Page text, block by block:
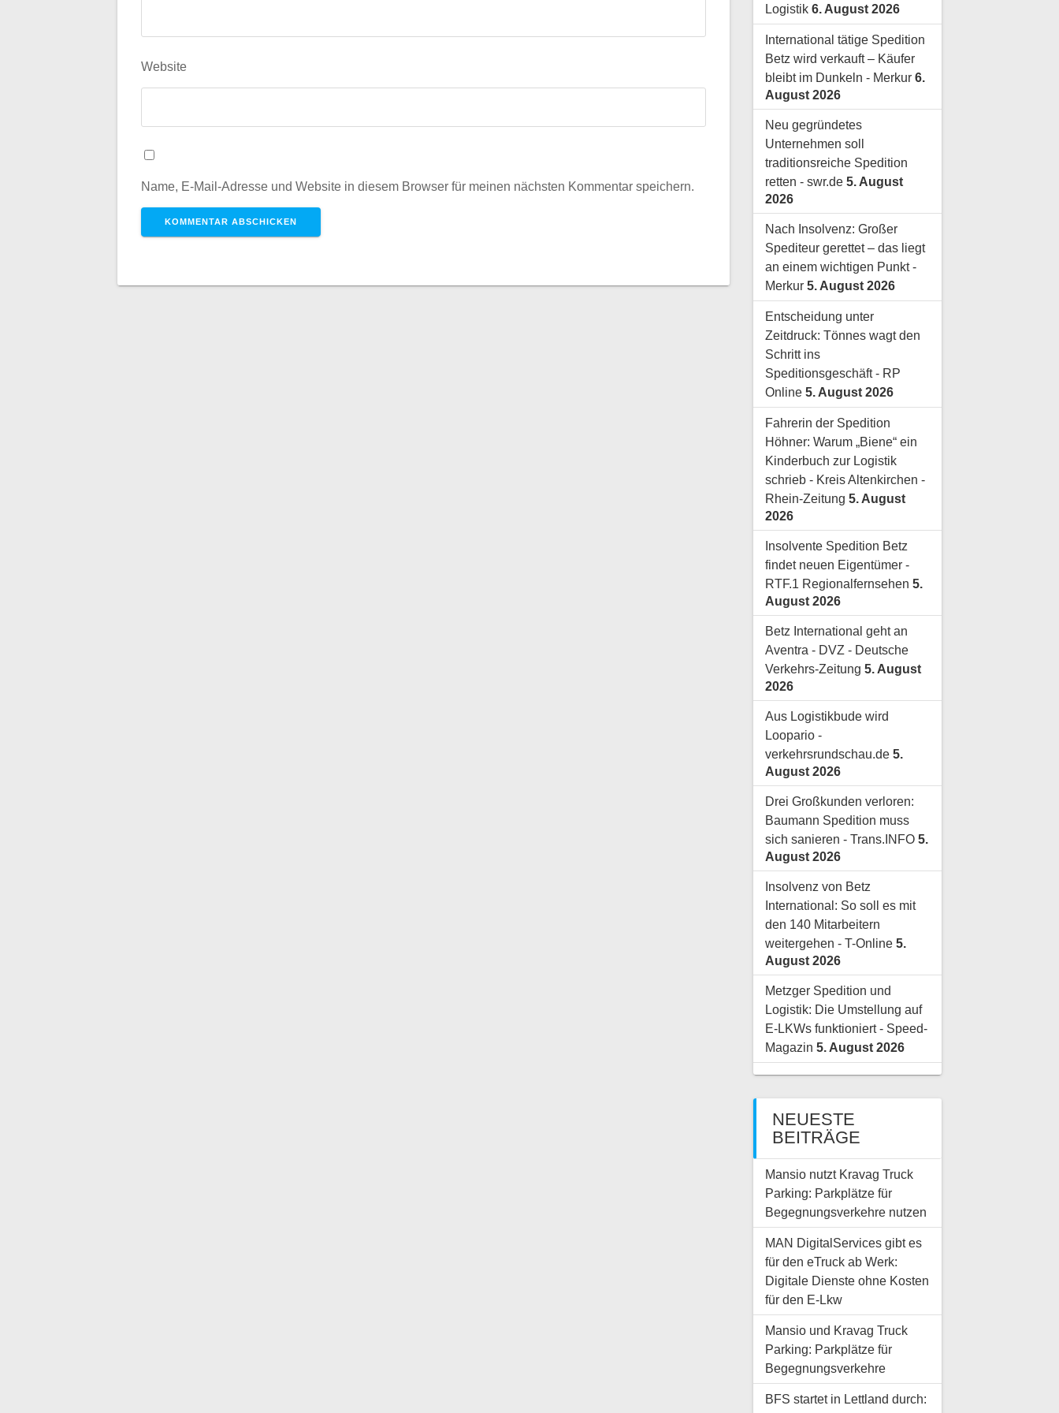
Website
Name, E-Mail-Adresse und Website in diesem Browser für meinen nächsten Kommentar speichern.
Logistik 6. August 2026
International tätige Spedition
Betz wird verkauft – Käufer
bleibt im Dunkeln - Merkur 6.
August 2026
Neu gegründetes
Unternehmen soll
traditionsreiche Spedition
retten - swr.de 5. August
2026
Nach Insolvenz: Großer
Spediteur gerettet – das liegt
an einem wichtigen Punkt -
Merkur 5. August 2026
Entscheidung unter
Zeitdruck: Tönnes wagt den
Schritt ins
Speditionsgeschäft - RP
Online 5. August 2026
Fahrerin der Spedition
Höhner: Warum „Biene“ ein
Kinderbuch zur Logistik
schrieb - Kreis Altenkirchen -
Rhein-Zeitung 5. August
2026
Insolvente Spedition Betz
findet neuen Eigentümer -
RTF.1 Regionalfernsehen 5.
August 2026
Betz International geht an
Aventra - DVZ - Deutsche
Verkehrs-Zeitung 5. August
2026
Aus Logistikbude wird
Loopario -
verkehrsrundschau.de 5.
August 2026
Drei Großkunden verloren:
Baumann Spedition muss
sich sanieren - Trans.INFO 5.
August 2026
Insolvenz von Betz
International: So soll es mit
den 140 Mitarbeitern
weitergehen - T-Online 5.
August 2026
Metzger Spedition und
Logistik: Die Umstellung auf
E-LKWs funktioniert - Speed-
Magazin 5. August 2026
NEUESTE
BEITRÄGE
Mansio nutzt Kravag Truck
Parking: Parkplätze für
Begegnungsverkehre nutzen
MAN DigitalServices gibt es
für den eTruck ab Werk:
Digitale Dienste ohne Kosten
für den E-Lkw
Mansio und Kravag Truck
Parking: Parkplätze für
Begegnungsverkehre
BFS startet in Lettland durch: